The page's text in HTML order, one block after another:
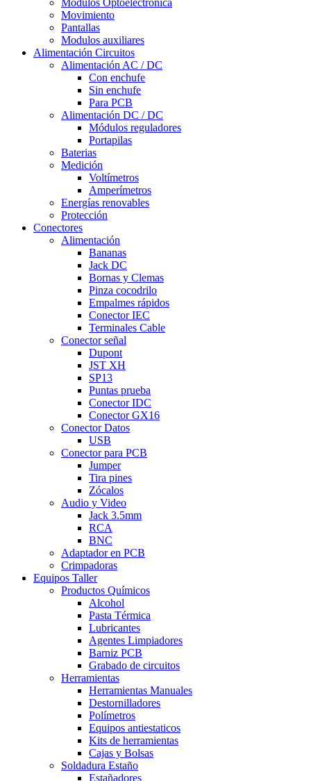
Movimiento
Pantallas
Modulos auxiliares
Alimentación Circuitos
Alimentación AC / DC
Con enchufe
Sin enchufe
Para PCB
Alimentación DC / DC
Módulos reguladores
Portapilas
Baterias
Medición
Voltímetros
Amperímetros
Energías renovables
Protección
Conectores
Alimentación
Bananas
Jack DC
Bornas y Clemas
Pinza cocodrilo
Empalmes rápidos
Conector IEC
Terminales Cable
Conector señal
Dupont
JST XH
SP13
Puntas prueba
Conector IDC
Conector GX16
Conector Datos
USB
Conector para PCB
Jumper
Tira pines
Zócalos
Audio y Video
Jack 3.5mm
RCA
BNC
Adaptador en PCB
Crimpadoras
Equipos Taller
Productos Químicos
Alcohol
Pasta Térmica
Lubricantes
Agentes Limpiadores
Barniz PCB
Grabado de circuitos
Herramientas
Herramientas Manuales
Destornilladores
Polímetros
Equipos antiestaticos
Kits de herramientas
Cajas y Bolsas
Soldadura Estaño
Estañadores